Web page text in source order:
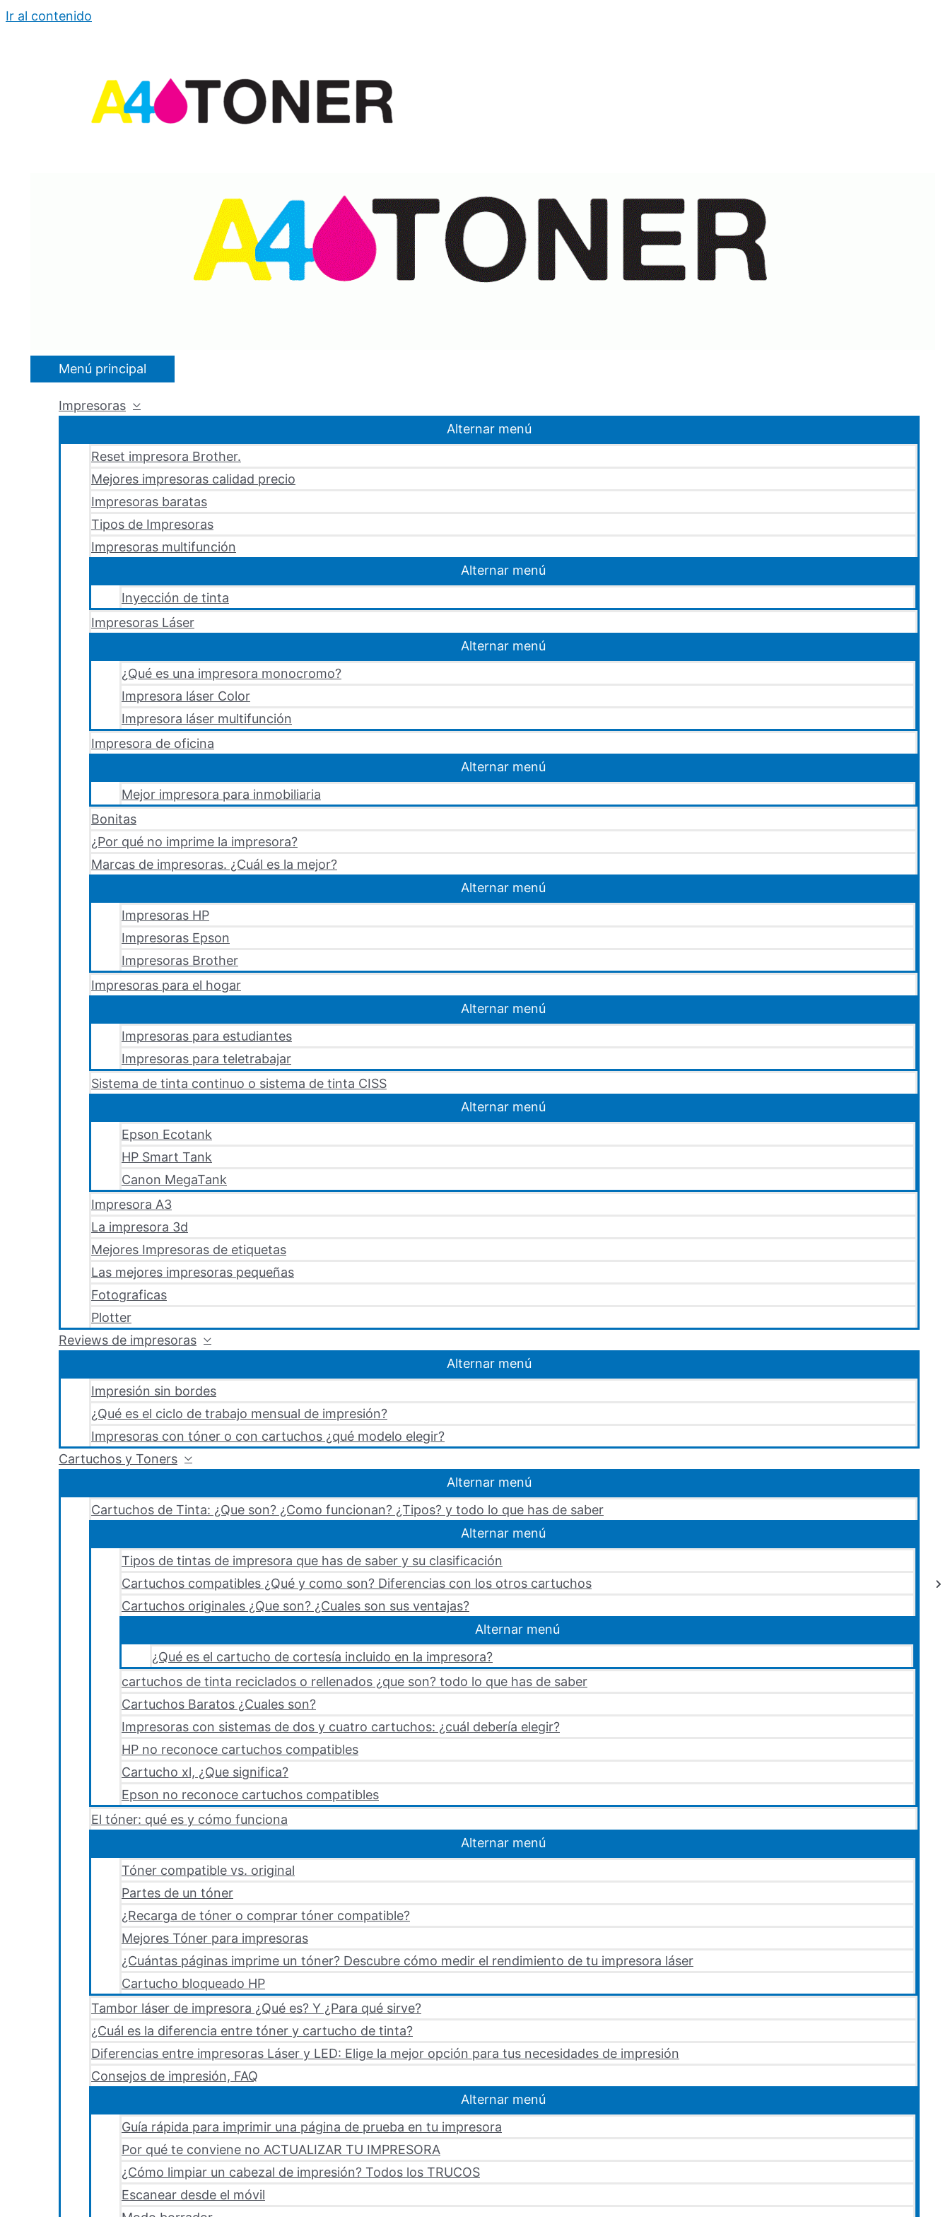
Ir al contenido
Menú principal
Impresoras
Alternar menú
Reset impresora Brother.
Mejores impresoras calidad precio
Impresoras baratas
Tipos de Impresoras
Impresoras multifunción
Alternar menú
Inyección de tinta
Impresoras Láser
Alternar menú
¿Qué es una impresora monocromo?
Impresora láser Color
Impresora láser multifunción
Impresora de oficina
Alternar menú
Mejor impresora para inmobiliaria
Bonitas
¿Por qué no imprime la impresora?
Marcas de impresoras. ¿Cuál es la mejor?
Alternar menú
Impresoras HP
Impresoras Epson
Impresoras Brother
Impresoras para el hogar
Alternar menú
Impresoras para estudiantes
Impresoras para teletrabajar
Sistema de tinta continuo o sistema de tinta CISS
Alternar menú
Epson Ecotank
HP Smart Tank
Canon MegaTank
Impresora A3
La impresora 3d
Mejores Impresoras de etiquetas
Las mejores impresoras pequeñas
Fotograficas
Plotter
Reviews de impresoras
Alternar menú
Impresión sin bordes
¿Qué es el ciclo de trabajo mensual de impresión?
Impresoras con tóner o con cartuchos ¿qué modelo elegir?
Cartuchos y Toners
Alternar menú
Cartuchos de Tinta: ¿Que son? ¿Como funcionan? ¿Tipos? y todo lo que has de saber
Alternar menú
Tipos de tintas de impresora que has de saber y su clasificación
Cartuchos compatibles ¿Qué y como son? Diferencias con los otros cartuchos
Cartuchos originales ¿Que son? ¿Cuales son sus ventajas?
Alternar menú
¿Qué es el cartucho de cortesía incluido en la impresora?
cartuchos de tinta reciclados o rellenados ¿que son? todo lo que has de saber
Cartuchos Baratos ¿Cuales son?
Impresoras con sistemas de dos y cuatro cartuchos: ¿cuál debería elegir?
HP no reconoce cartuchos compatibles
Cartucho xl, ¿Que significa?
Epson no reconoce cartuchos compatibles
El tóner: qué es y cómo funciona
Alternar menú
Tóner compatible vs. original
Partes de un tóner
¿Recarga de tóner o comprar tóner compatible?
Mejores Tóner para impresoras
¿Cuántas páginas imprime un tóner? Descubre cómo medir el rendimiento de tu impresora láser
Cartucho bloqueado HP
Tambor láser de impresora ¿Qué es? Y ¿Para qué sirve?
¿Cuál es la diferencia entre tóner y cartucho de tinta?
Diferencias entre impresoras Láser y LED: Elige la mejor opción para tus necesidades de impresión
Consejos de impresión, FAQ
Alternar menú
Guía rápida para imprimir una página de prueba en tu impresora
Por qué te conviene no ACTUALIZAR TU IMPRESORA
¿Cómo limpiar un cabezal de impresión? Todos los TRUCOS
Escanear desde el móvil